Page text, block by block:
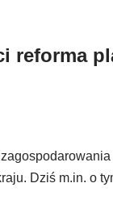
reforma
Dziś m.in. o